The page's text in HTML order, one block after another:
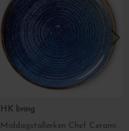
HK living
Middagstallerken Chef Ceramics, Rustic Blue